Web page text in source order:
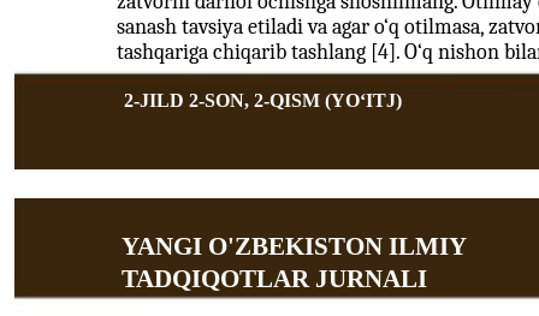
2-JILD 2-SON, 2-QISM (YOʻITJ)
sanash tavsiya etiladi va agar o‘q otilmasa,
tashqariga chiqarib tashlang [4]. O‘q nishon
YANGI O'ZBEKISTON ILMIY
TADQIQOTLAR JURNALI